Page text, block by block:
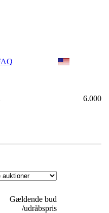
6.000
Gældende bud
/udråbspris